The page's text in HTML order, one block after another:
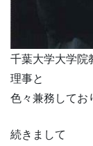
千葉大学大学
理事と
色々兼務してお
続きまして